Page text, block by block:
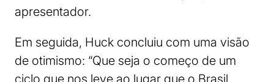
apresentador.
Em seguida, Huck concluiu com uma visão
de otimismo: “Que seja o começo de um
ciclo que nos leve ao lugar que o Brasil